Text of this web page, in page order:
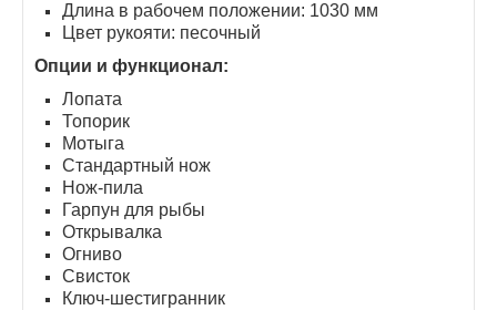
Длина в рабочем положении: 1030 мм
Цвет рукояти: песочный
Опции и функционал:
Лопата
Топорик
Мотыга
Стандартный нож
Нож-пила
Гарпун для рыбы
Открывалка
Огниво
Свисток
Ключ-шестигранник